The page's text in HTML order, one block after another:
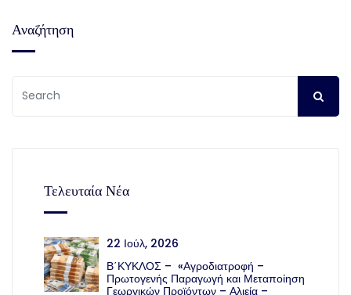
Αναζήτηση
Τελευταία Νέα
22 Ιούλ, 2026
Β΄ΚΥΚΛΟΣ – «Αγροδιατροφή –
Πρωτογενής Παραγωγή και Μεταποίηση
Γεωργικών Προϊόντων – Αλιεία –